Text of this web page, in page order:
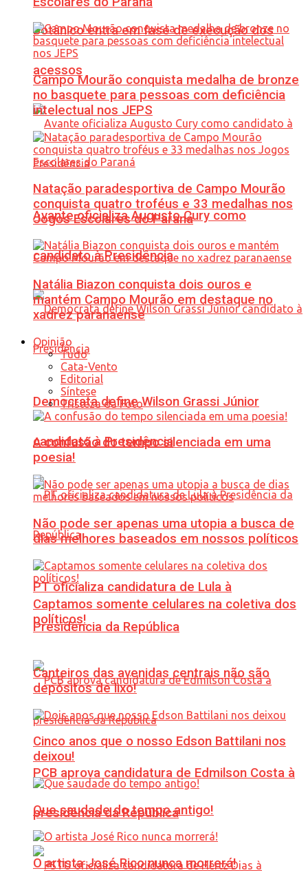
Botânico entra em fase de execução dos
acessos
Avante oficializa Augusto Cury como
candidato à Presidência
Democrata define Wilson Grassi Júnior
candidato à Presidência
PT oficializa candidatura de Lula à
Presidência da República
PCB aprova candidatura de Edmilson Costa à
presidência da República
Campo Mourão conquista medalha de bronze
no basquete para pessoas com deficiência
intelectual nos JEPS
Natação paradesportiva de Campo Mourão
conquista quatro troféus e 33 medalhas nos
Jogos Escolares do Paraná
Natália Biazon conquista dois ouros e
mantém Campo Mourão em destaque no
xadrez paranaense
Opinião
Tudo
Cata-Vento
Editorial
Síntese
Tristeza da Foto
A confusão do tempo silenciada em uma
poesia!
Não pode ser apenas uma utopia a busca de
dias melhores baseados em nossos políticos
Captamos somente celulares na coletiva dos
políticos!
Canteiros das avenidas centrais não são
depósitos de lixo!
Cinco anos que o nosso Edson Battilani nos
deixou!
Que saudade do tempo antigo!
O artista José Rico nunca morrerá!